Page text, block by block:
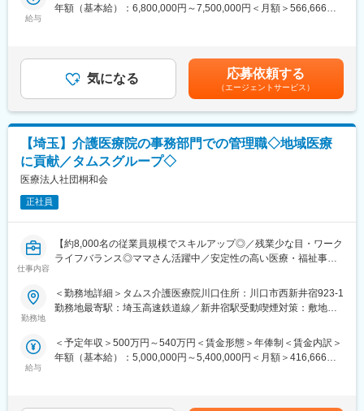
【従業員構成】
副業OK、WワークOK、ブランクOKです。U・Iターンでご入社い
ただいた方も多くいます。
変更の範囲：会社の定める業務
・取引企業や委託企業との窓口折衝業務
・職員の採用面接、目標管理、評価
・各コメディカル部門間の調整事項への対応
訪問活動
・その他患者様苦情対応
【タムスさくら病院川口について】
認知症に特化した病院として開院し、現在は地域包括ケア病床や
回復期リハ病床も有する高齢者専門病院として地域医療に貢献し
ています。
【開設】2006年11月
【診療科】内科・精神科・リハビリテーション科・放射線科
【許可病床】390床
回復期リハ病床60床
通勤交通費支給
昇給
給与
年額（基本給）：6,800,000円～7,500,000円＜月額＞566,666円
給なし■昇給：年1回賃金はあくまでも目安の金額であり、選考を
通じて上下する可能性があります。月給(月額)は固定手当を含めた
表記です。
気になる 応募依頼する
（エージェントサービス）
【埼玉】介護医療院の事務部門での管理職◇地域医療
に貢献／タムスグループ◇
医療法人社団桐和会
正社員
仕事内容
【約8,000名の従業員規模でスキルアップ◎／残業少な目・ワーク
ライフバランス◎ママさん活躍中／安定性の高い医療・福祉事業
【募集概要】
【業務内容】
介護医療院での事務業務運営管理全般をお任せいたします。
勤務地
＜勤務地詳細＞タムス介護医療院川口住所：川口市西新井宿923-1
勤務地最寄駅：埼玉高速鉄道線／新井宿駅受動喫煙対策：敷地内
給与
＜予定年収＞500万円～540万円＜賃金形態＞年俸制＜賃金内訳＞
年額（基本給）：5,000,000円～5,400,000円＜月額＞416,666円